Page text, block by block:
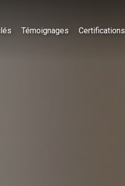
Témoignages Certifications